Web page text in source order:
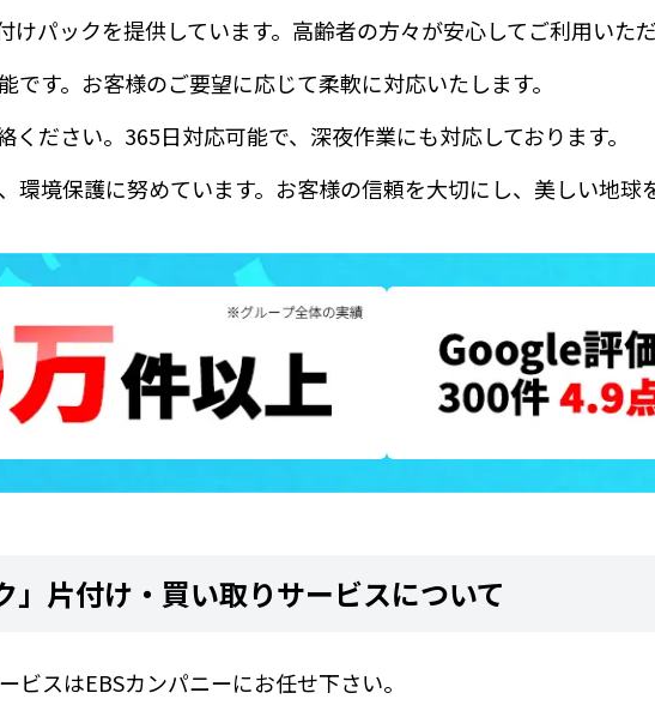
けパックを提供しています。高齢者の方々が安心してご利用いた
す。お客様のご要望に応じて柔軟に対応いたします。
ださい。365日対応可能で、深夜作業にも対応しております。
環境保護に努めています。お客様の信頼を大切にし、美しい地球
片付け・買い取りサービスについて
ビスはEBSカンパニーにお任せ下さい。